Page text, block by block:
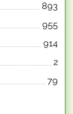
893
955
914
2
79